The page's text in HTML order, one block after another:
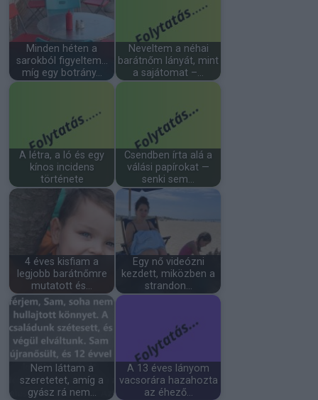
Minden héten a
sarokból figyeltem…
míg egy botrány…
Neveltem a néhai
barátnőm lányát, mint
a sajátomat –…
A létra, a ló és egy
kínos incidens
története
Csendben írta alá a
válási papírokat —
senki sem…
4 éves kisfiam a
legjobb barátnőmre
mutatott és…
Egy nő videózni
kezdett, miközben a
strandon…
Nem láttam a
szeretetet, amíg a
gyász rá nem…
A 13 éves lányom
vacsorára hazahozta
az éhező…